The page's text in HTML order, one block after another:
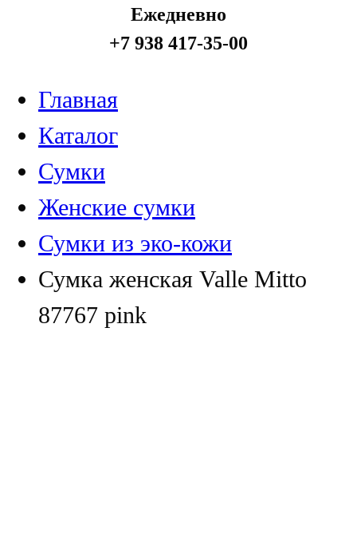
Ежедневно
+7 938 417-35-00
Главная
Каталог
Сумки
Женские сумки
Сумки из эко-кожи
Сумка женская Valle Mitto
87767 pink